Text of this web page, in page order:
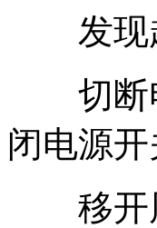
发现
切断电
闭电源
移开周